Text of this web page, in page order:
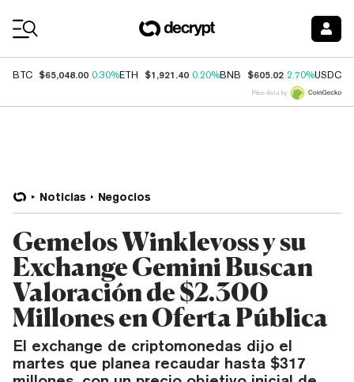
BTC $65,048.00 0.30%ETH $1,921.40 0.20%BNB $605.02 2.70%USDC
Price data by
Noticias Negocios
Gemelos Winklevoss y su
Exchange Gemini Buscan
Valoración de $2.300
Millones en Oferta Pública
El exchange de criptomonedas dijo el
martes que planea recaudar hasta $317